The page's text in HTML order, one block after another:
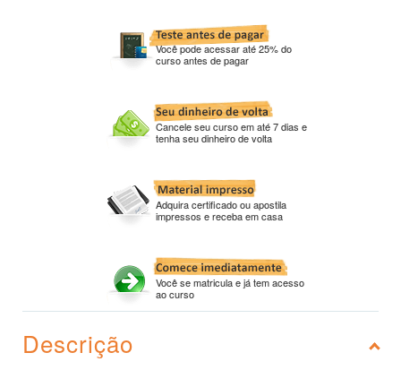
Você pode acessar até 25% do
curso antes de pagar
Cancele seu curso em até 7 dias e
tenha seu dinheiro de volta
Adquira certificado ou apostila
impressos e receba em casa
Você se matricula e já tem acesso
ao curso
Descrição